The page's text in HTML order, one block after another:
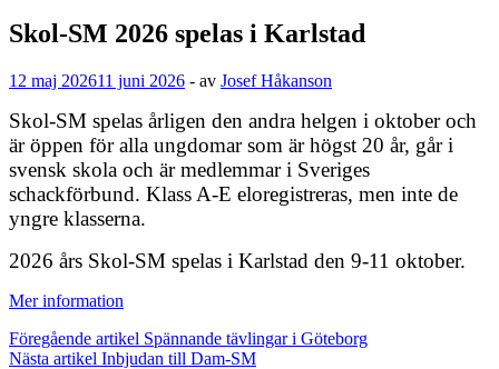
Skol-SM 2026 spelas i Karlstad
12 maj 202611 juni 2026 - av Josef Håkanson
Skol-SM spelas årligen den andra helgen i oktober och
är öppen för alla ungdomar som är högst 20 år, går i
svensk skola och är medlemmar i Sveriges
schackförbund. Klass A-E eloregistreras, men inte de
yngre klasserna.
2026 års Skol-SM spelas i Karlstad den 9-11 oktober.
Mer information
Inläggsnavigering
Föregående artikel Spännande tävlingar i Göteborg
Nästa artikel Inbjudan till Dam-SM